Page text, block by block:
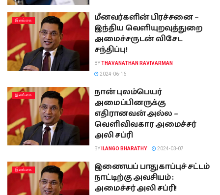
இலங்கை
மீனவர்களின் பிரச்சனை –
இந்திய வெளியுறவுத்துறை
அமைச்சருடன் விசேட
சந்திப்பு!
BYTHAVANATHAN RAVIVARMAN
2024-06-16
இலங்கை
நான் புலம்பெயர்
அமைப்பினருக்கு
எதிரானவன் அல்ல –
வெளிவிவகார அமைச்சர்
அலி சப்ரி
BY ILANGO BHARATHY 2024-03-07
இலங்கை
இணையப் பாதுகாப்புச் சட்டம்
நாட்டிற்கு அவசியம் :
அமைச்சர் அலி சப்ரி!